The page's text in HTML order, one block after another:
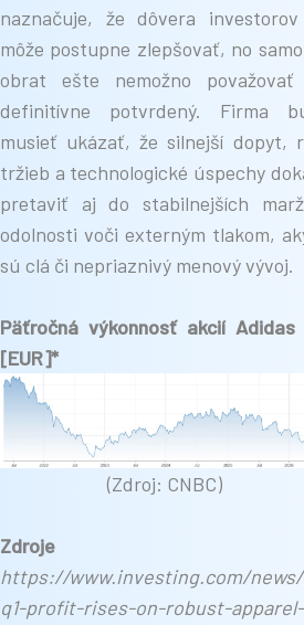
naznačuje, že dôvera
môže postupne zlepšovať, no
obrat ešte nemožno
definitívne potvrdený. Firma
musieť ukázať, že silnejší dopyt,
tržieb a technologické úspechy
pretaviť aj do stabilnejších
odolnosti voči externým tlakom,
sú clá či nepriaznivý menový vývoj.
Päťročná výkonnosť akcií Adidas
[EUR]*
(Zdroj: CNBC)
Zdroje
https://www.investing.com/
q1-profit-rises-on-robust-apparel-